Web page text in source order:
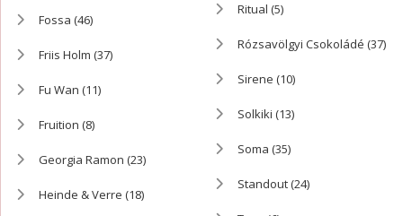
Fossa (46)
Friis Holm (37)
Fu Wan (11)
Fruition (8)
Georgia Ramon (23)
Heinde & Verre (18)
Ritual (5)
Rózsavölgyi Csokoládé (37)
Sirene (10)
Solkiki (13)
Soma (35)
Standout(24)